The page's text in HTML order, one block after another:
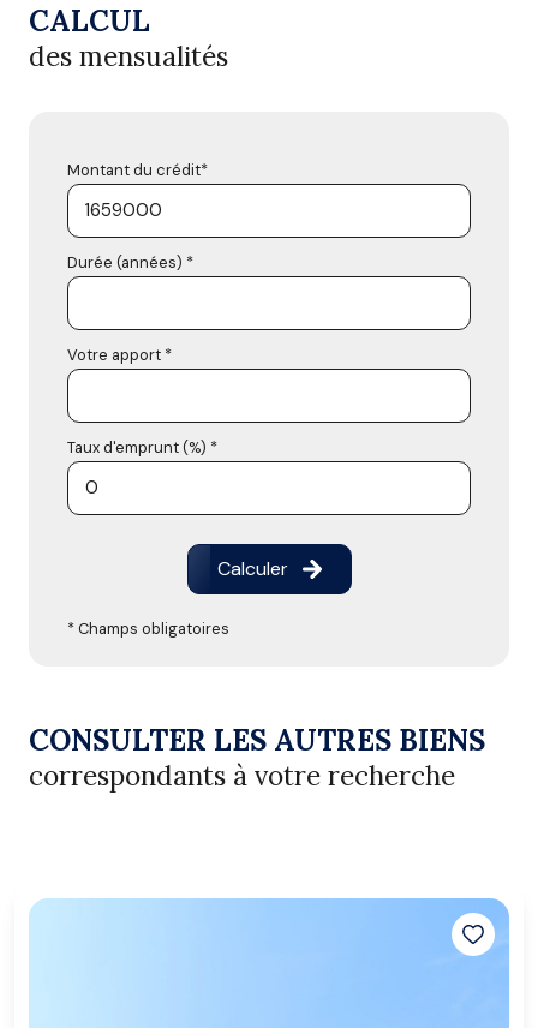
CALCUL
des mensualités
Montant du crédit*
Durée (années) *
Votre apport *
Taux d'emprunt (%) *
Calculer
* Champs obligatoires
CONSULTER LES AUTRES BIENS
correspondants à votre recherche